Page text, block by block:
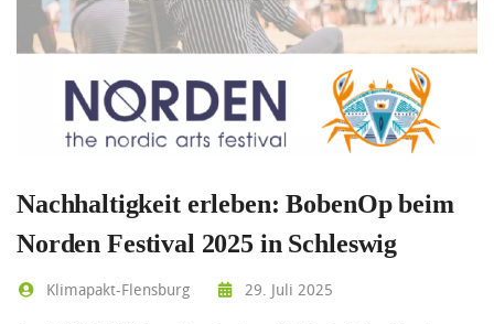
Nachhaltigkeit erleben: BobenOp beim
Norden Festival 2025 in Schleswig
Klimapakt-Flensburg 29. Juli 2025